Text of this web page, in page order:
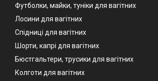
Футболки, майки, туніки для вагітних
Лосини для вагітних
Спідниці для вагітних
Шорти, капрі для вагітних
Бюстгальтери, трусики для вагітних
Колготи для вагітних